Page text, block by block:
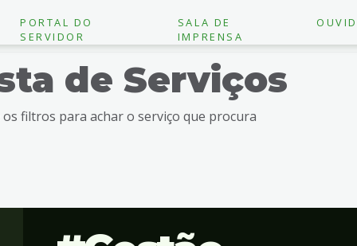
PORTAL DO
SERVIDOR
SALA DE
IMPRENSA
de Serviços
os filtros para achar o serviço que procura